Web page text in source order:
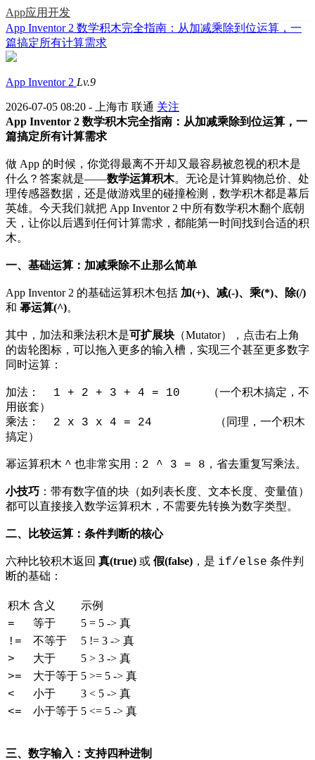
App应用开发
App Inventor 2 数学积木完全指南：从加减乘除到位运算，一
篇搞定所有计算需求
App Inventor 2 Lv.9
2026-07-05 08:20 - 上海市 联通 关注
App Inventor 2 数学积木完全指南：从加减乘除到位运算，一
篇搞定所有计算需求
做 App 的时候，你觉得最离不开却又最容易被忽视的积木是
什么？答案就是——数学运算积木。无论是计算购物总价、处
理传感器数据，还是做游戏里的碰撞检测，数学积木都是幕后
英雄。今天我们就把 App Inventor 2 中所有数学积木翻个底朝
天，让你以后遇到任何计算需求，都能第一时间找到合适的积
木。
一、基础运算：加减乘除不止那么简单
App Inventor 2 的基础运算积木包括 加(+)、减(-)、乘(*)、除(/)
和 幂运算(^)。
其中，加法和乘法积木是可扩展块 （Mutator），点击右上角
的齿轮图标，可以拖入更多的输入槽，实现三个甚至更多数字
同时运算：
加法： 1 + 2 + 3 + 4 = 10 （一个积木搞定，不
用嵌套）
乘法： 2 x 3 x 4 = 24 （同理，一个积木
搞定）
幂运算积木 ^ 也非常实用： 2 ^ 3 = 8 ，省去重复写乘法。
小技巧 ：带有数字值的块（如列表长度、文本长度、变量值）
都可以直接接入数学运算积木，不需要先转换为数字类型。
二、比较运算：条件判断的核心
六种比较积木返回 真(true) 或 假(false) ，是 if/else 条件判
断的基础：
积木 含义 示例
= 等于 5 = 5 -> 真
!= 不等于 5 != 3 -> 真
> 大于 5 > 3 -> 真
>= 大于等于 5 >= 5 -> 真
< 小于 3 < 5 -> 真
<= 小于等于 5 <= 5 -> 真
三、数字输入：支持四种进制